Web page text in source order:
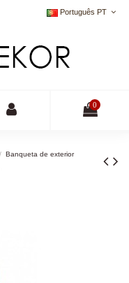
Português PT
0
Banqueta de exterior